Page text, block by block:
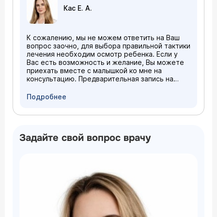
Кас Е. А.
К сожалению, мы не можем ответить на Ваш
вопрос заочно, для выбора правильной тактики
лечения необходим осмотр ребенка. Если у
Вас есть возможность и желание, Вы можете
приехать вместе с малышкой ко мне на
консультацию. Предварительная запись на
88. Помните, что при своевременном лечении
предотвратить неправильный прикус
Подробнее
Задайте свой вопрос врачу